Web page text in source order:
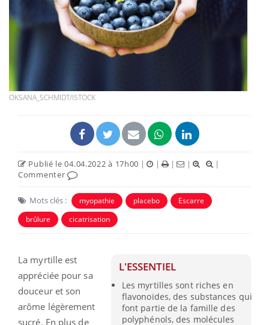
OKSANA_SCHMIDT/ISTOCK
Publié le 04.04.2022 à 17h00 | | | |
|
Commenter
Mots clés : myopathie placebo
Escarre
brûlure
cicatrisation
L'ESSENTIEL
Les myrtilles sont riches en
flavonoïdes, des substances qui
font partie de la famille des
polyphénols, des molécules
La myrtille est
appréciée pour sa
douceur et son
arôme légèrement
sucré. En plus de